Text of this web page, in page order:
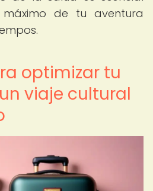
de tu aventura
optimizar tu
viaje cultural